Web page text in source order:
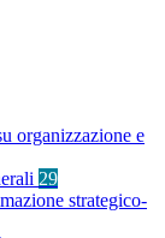
organizzazione e
29
strategico-